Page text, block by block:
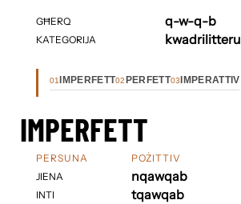
GĦERQ
KATEGORIJA
q-w-q-b
kwadrilitteru
01 IMPERFETT02 PERFETT03 IMPERATTIV
IMPERFETT
PERSUNA
JIENA
INTI
POŻITTIV
nqawqab
tqawqab